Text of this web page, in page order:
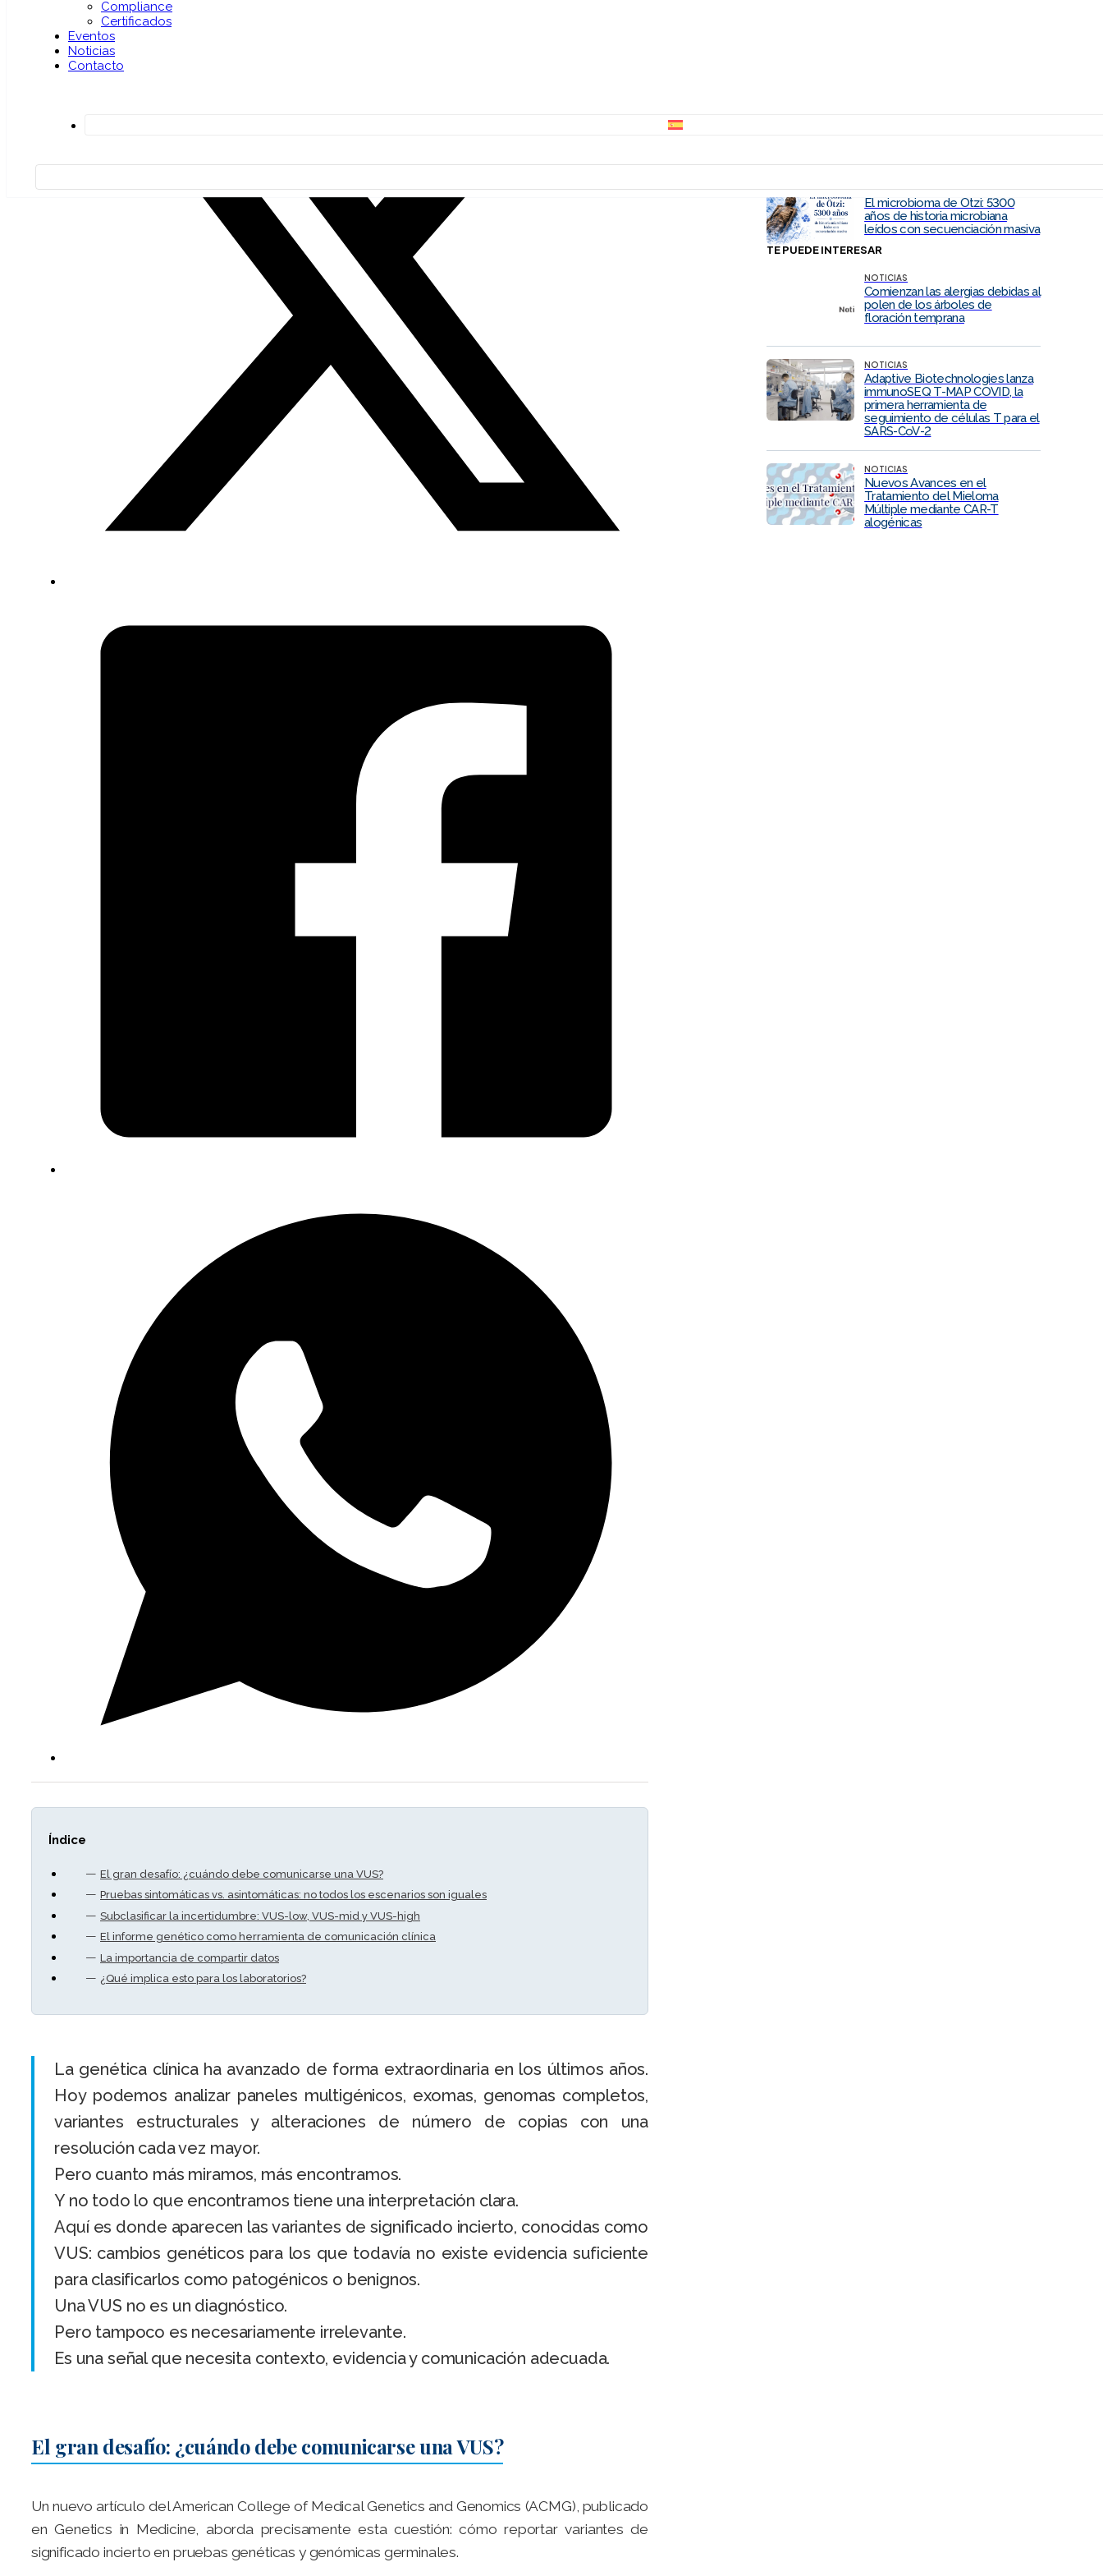
Compliance
Certificados
Eventos
Noticias
Contacto
Índice
El gran desafío: ¿cuándo debe comunicarse una VUS?
Pruebas sintomáticas vs. asintomáticas: no todos los escenarios son iguales
Subclasificar la incertidumbre: VUS-low, VUS-mid y VUS-high
El informe genético como herramienta de comunicación clínica
La importancia de compartir datos
¿Qué implica esto para los laboratorios?
La genética clínica ha avanzado de forma extraordinaria en los últimos años.
Hoy podemos analizar paneles multigénicos, exomas, genomas completos,
variantes estructurales y alteraciones de número de copias con una
resolución cada vez mayor.
Pero cuanto más miramos, más encontramos.
Y no todo lo que encontramos tiene una interpretación clara.
Aquí es donde aparecen las variantes de significado incierto, conocidas como
VUS: cambios genéticos para los que todavía no existe evidencia suficiente
para clasificarlos como patogénicos o benignos.
Una VUS no es un diagnóstico.
Pero tampoco es necesariamente irrelevante.
Es una señal que necesita contexto, evidencia y comunicación adecuada.
El gran desafío: ¿cuándo debe comunicarse una VUS?
Un nuevo artículo del American College of Medical Genetics and Genomics (ACMG), publicado
en Genetics in Medicine, aborda precisamente esta cuestión: cómo reportar variantes de
significado incierto en pruebas genéticas y genómicas germinales.
SIN CATEGORIZAR
El microbioma de Ötzi: 5300
años de historia microbiana
leídos con secuenciación masiva
TE PUEDE INTERESAR
NOTICIAS
Comienzan las alergias debidas al
polen de los árboles de
floración temprana
NOTICIAS
Adaptive Biotechnologies lanza
immunoSEQ T-MAP COVID, la
primera herramienta de
seguimiento de células T para el
SARS-CoV-2
NOTICIAS
Nuevos Avances en el
Tratamiento del Mieloma
Múltiple mediante CAR-T
alogénicas